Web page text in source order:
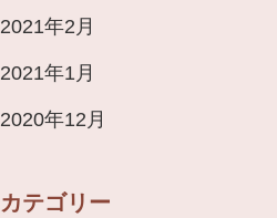
2021年2月
2021年1月
2020年12月
カテゴリー